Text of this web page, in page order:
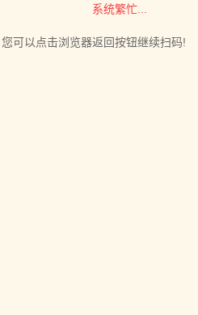
系统繁忙...
您可以点击浏览器返回按钮继续扫码!